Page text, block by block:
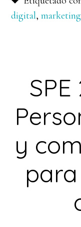
digital,
y